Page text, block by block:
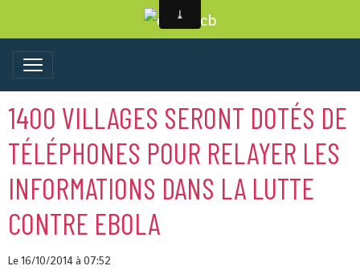
1400 VILLAGES SERONT DOTÉS DE
TÉLÉPHONES POUR RELAYER LES
INFORMATIONS DANS LA LUTTE
CONTRE EBOLA
Le 16/10/2014à 07:52